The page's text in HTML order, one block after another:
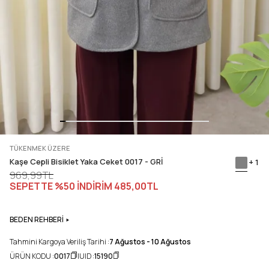
TÜKENMEK ÜZERE
Kaşe Cepli Bisiklet Yaka Ceket 0017 - GRİ + 1
969,99TL
SEPETTE %50 İNDİRİM 485,00TL
BEDEN REHBERİ
Tahmini Kargoya Veriliş Tarihi :7 Ağustos - 10 Ağustos
ÜRÜN KODU :0017 UID :15190